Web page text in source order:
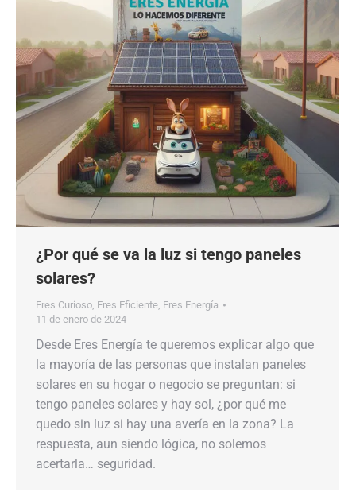
¿Por qué se va la luz si tengo paneles
solares?
Eres Curioso, Eres Eficiente, Eres Energía
11 de enero de 2024
Desde Eres Energía te queremos explicar algo que
la mayoría de las personas que instalan paneles
solares en su hogar o negocio se preguntan: si
tengo paneles solares y hay sol, ¿por qué me
quedo sin luz si hay una avería en la zona? La
respuesta, aun siendo lógica, no solemos
acertarla… seguridad.